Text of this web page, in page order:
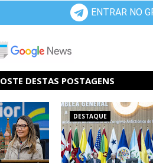
ENTRAR NO
DESTAS POSTAGENS
DESTAQUE